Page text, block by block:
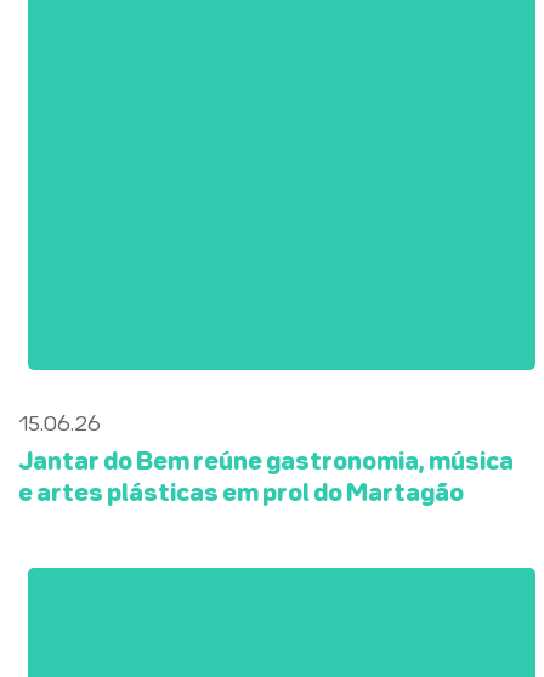
15.06.26
Jantar do Bem reúne gastronomia, música
e artes plásticas em prol do Martagão